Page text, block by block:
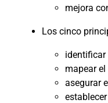
mejora
Los cinco
identificar
mapear
asegurar